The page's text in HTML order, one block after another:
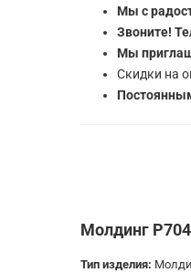
Мы с
Звоните!
Мы
Скидки на
Молдинг
Тип изделия: